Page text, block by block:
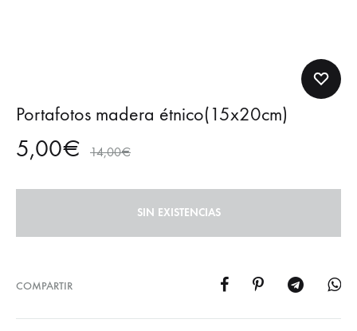
Portafotos madera étnico(15x20cm)
5,00€ 14,00€
SIN EXISTENCIAS
COMPARTIR